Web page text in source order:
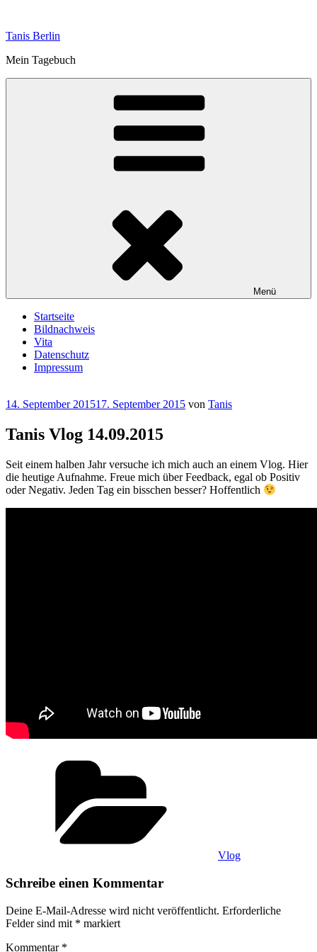
springen
Tanis Berlin
Mein Tagebuch
Menü
Startseite
Bildnachweis
Vita
Datenschutz
Impressum
Veröffentlicht
14. September 201517. September 2015 von Tanis
Tanis Vlog 14.09.2015
Seit einem halben Jahr versuche ich mich auch an einem Vlog. Hier
die heutige Aufnahme. Freue mich über Feedback, egal ob Positiv
oder Negativ. Jeden Tag ein bisschen besser? Hoffentlich
Vlog
Schreibe einen Kommentar
Deine E-Mail-Adresse wird nicht veröffentlicht. Erforderliche
Felder sind mit * markiert
Kommentar *